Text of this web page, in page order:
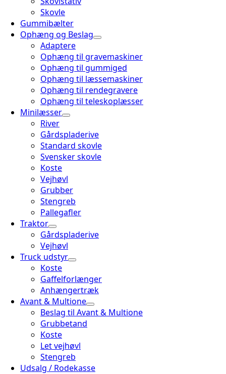
Skovle
Gummibælter
Ophæng og Beslag
Adaptere
Ophæng til gravemaskiner
Ophæng til gummiged
Ophæng til læssemaskiner
Ophæng til rendegravere
Ophæng til teleskoplæsser
Minilæsser
River
Gårdspladerive
Standard skovle
Svensker skovle
Koste
Vejhøvl
Grubber
Stengreb
Pallegafler
Traktor
Gårdspladerive
Vejhøvl
Truck udstyr
Koste
Gaffelforlænger
Anhængertræk
Avant & Multione
Beslag til Avant & Multione
Grubbetand
Koste
Let vejhøvl
Stengreb
Udsalg / Rodekasse